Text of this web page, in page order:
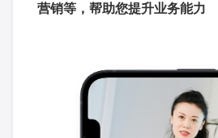
营销等，帮助您提升业务能力